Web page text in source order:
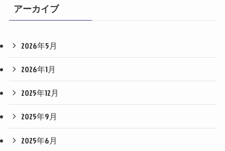
アーカイブ
2026年5月
2026年1月
2025年12月
2025年9月
2025年6月